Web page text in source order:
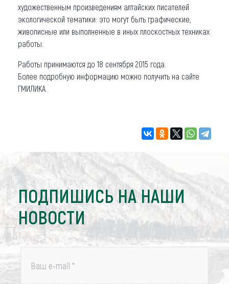
художественным произведениям алтайских писателей
экологической тематики: это могут быть графические,
живописные или выполненные в иных плоскостных техниках
работы.
Работы принимаются до 18 сентября 2015 года.
Более подробную информацию можно получить на сайте
ГМИЛИКА.
ПОДПИШИСЬ НА НАШИ
НОВОСТИ
Ваш e-mail *